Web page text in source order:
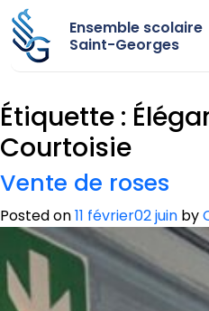
Ensemble scolaire
Saint-Georges
Étiquette :
Courtoisie
Vente de roses
Posted on11 février02 juin by